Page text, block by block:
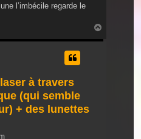
l’imbécile regarde le
à travers
(qui semble
+ des lunettes